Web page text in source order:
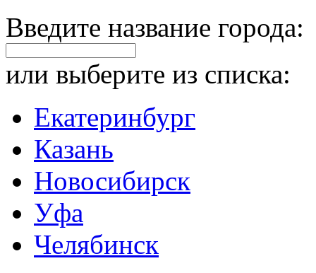
Введите название города:
или выберите из списка:
Екатеринбург
Казань
Новосибирск
Уфа
Челябинск